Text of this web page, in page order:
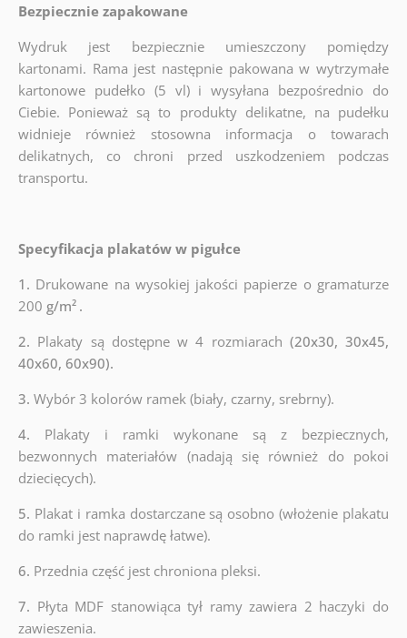
Bezpiecznie zapakowane
Wydruk jest bezpiecznie umieszczony pomiędzy
kartonami. Rama jest następnie pakowana w wytrzymałe
kartonowe pudełko (5 vl) i wysyłana bezpośrednio do
Ciebie. Ponieważ są to produkty delikatne, na pudełku
widnieje również stosowna informacja o towarach
delikatnych, co chroni przed uszkodzeniem podczas
transportu.
Specyfikacja plakatów w pigułce
1. Drukowane na wysokiej jakości papierze o gramaturze
200 g/m² .
2. Plakaty są dostępne w 4 rozmiarach (20x30, 30x45,
40x60, 60x90).
3. Wybór 3 kolorów ramek (biały, czarny, srebrny).
4. Plakaty i ramki wykonane są z bezpiecznych,
bezwonnych materiałów (nadają się również do pokoi
dziecięcych).
5. Plakat i ramka dostarczane są osobno (włożenie plakatu
do ramki jest naprawdę łatwe).
6. Przednia część jest chroniona pleksi.
7. Płyta MDF stanowiąca tył ramy zawiera 2 haczyki do
zawieszenia.